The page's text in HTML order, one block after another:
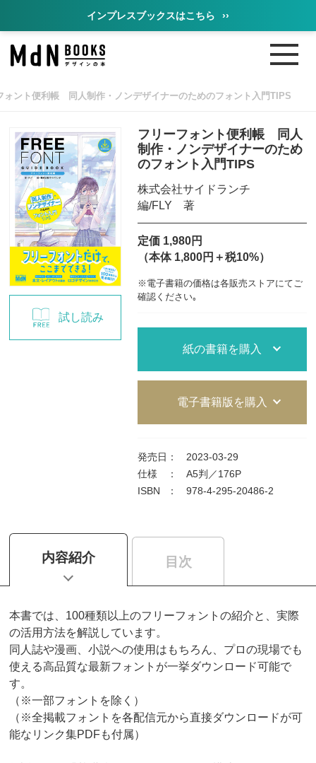
インプレスブックスはこちら ››
ォント便利帳 同人制作・ノンデザイナーのためのフォント入門TIPS
試し読み
フリーフォント便利帳 同人
制作・ノンデザイナーのため
のフォント入門TIPS
株式会社サイドランチ
編/FLY 著
定価 1,980円
（本体 1,800円＋税10%）
※電子書籍の価格は各販売ストアにてご
確認ください｡
紙の書籍を購入
電子書籍版を購入
発売日 ：
2023-03-29
仕様
：
A5判／176P
ISBN
： 978-4-295-20486-2
内容紹介 目次
本書では、100種類以上のフリーフォントの紹介と、実際
の活用方法を解説しています。
同人誌や漫画、小説への使用はもちろん、プロの現場でも
使える高品質な最新フォントが一挙ダウンロード可能で
す。
（※一部フォントを除く）
（※全掲載フォントを各配信元から直接ダウンロードが可
能なリンク集PDFも付属）